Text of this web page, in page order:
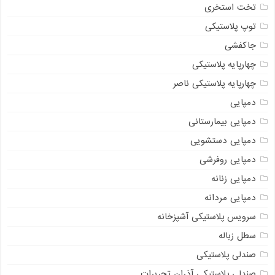
تخت استخری
توپ پلاستیکی
جاکفشی
چهارپایه پلاستیکی
چهارپایه پلاستیکی ناصر
دمپایی
دمپایی بیمارستانی
دمپایی دستشویی
دمپایی روفرشی
دمپایی زنانه
دمپایی مردانه
سرویس پلاستیکی آشپزخانه
سطل زباله
صندلی پلاستیکی